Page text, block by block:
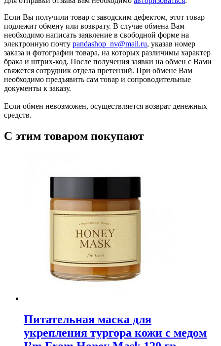
Если Вы получили товар с заводским дефектом, этот товар
подлежит обмену или возврату. В случае обмена Вам
необходимо написать заявление в свободной форме на
электронную почту pandashop_nv@mail.ru, указав номер
заказа и фотографии товара, на которых различимы характер
брака и штрих-код. После получения заявки на обмен с Вами
свяжется сотрудник отдела претензий. При обмене Вам
необходимо предъявить сам товар и сопроводительные
документы к заказу.
Если обмен невозможен, осуществляется возврат денежных
средств.
С этим товаром покупают
Питательная маска для
укрепления тургора кожи с медом